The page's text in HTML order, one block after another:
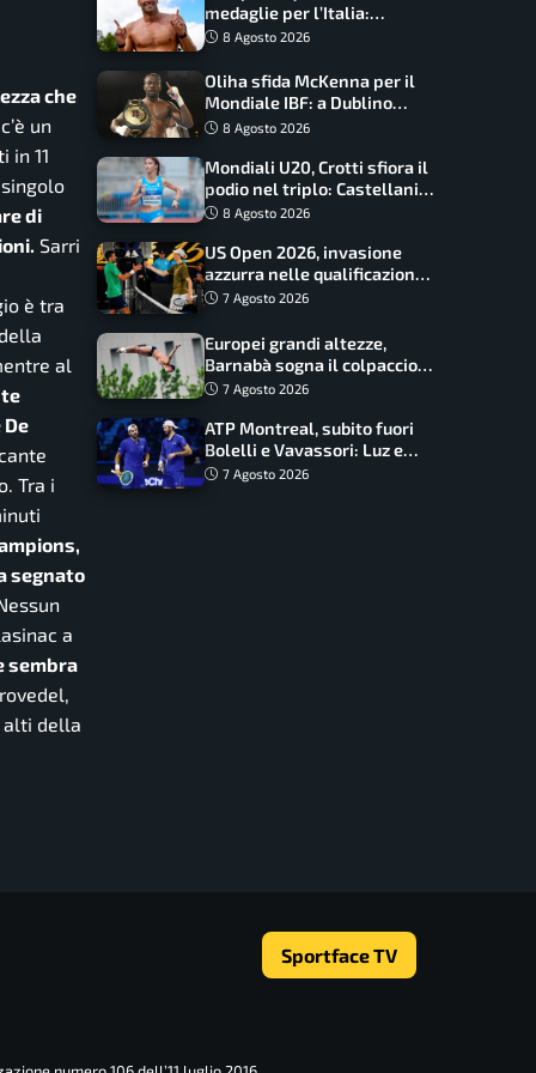
che
un
in 11
di
Sarri
è tra
al
Tra i
segnato
a
sembra
alti della
medaglie per l’Italia:
Paltrinieri guida la staffetta,
grandi altezze
8 Agosto 2026
Oliha sfida McKenna per il
Mondiale IBF: a Dublino
serve l’impresa nella tana
8 Agosto 2026
Mondiali U20, Crotti sfiora il
podio nel triplo: Castellani
da record, Succo in finale
8 Agosto 2026
US Open 2026, invasione
azzurra nelle qualificazioni:
17 italiani a caccia del main
7 Agosto 2026
Europei grandi altezze,
Barnabà sogna il colpaccio:
è leader a metà gara, Baraldi
7 Agosto 2026
ATP Montreal, subito fuori
Bolelli e Vavassori: Luz e
Matos fermano gli azzurri
7 Agosto 2026
Sportface TV